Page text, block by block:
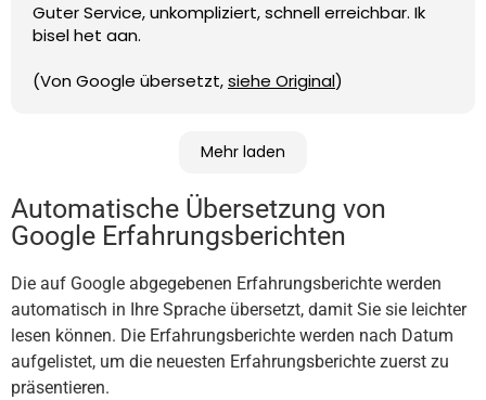
(Von Google übersetzt,
Guter Service, unkompliziert, schnell erreichbar. Ik
bisel het aan.
(Von Google übersetzt,siehe Original)
Mehr laden
Automatische Übersetzung von
Google Erfahrungsberichten
Die auf Google abgegebenen Erfahrungsberichte werden
automatisch in Ihre Sprache übersetzt, damit Sie sie leichter
lesen können. Die Erfahrungsberichte werden nach Datum
aufgelistet, um die neuesten Erfahrungsberichte zuerst zu
präsentieren.